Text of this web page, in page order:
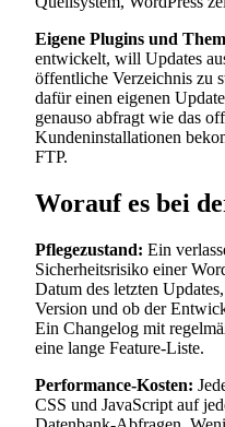
Eigene Plugins und
entwickelt, will Updates
öffentliche Verzeichnis zu
dafür einen eigenen
genauso abfragt wie das
Kundeninstallationen
FTP.
Worauf es bei
Pflegezustand: Ein
Sicherheitsrisiko einer
Datum des letzten
Version und ob der
Ein Changelog mit
eine lange Feature-Liste.
Performance-Kosten:
CSS und JavaScript auf